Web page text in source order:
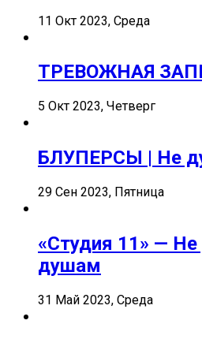
11 Окт 2023, Среда
ТРЕВОЖНАЯ
5 Окт 2023, Четверг
БЛУПЕРСЫ | Не
29 Сен 2023, Пятница
«Студия 11» —
душам
31 Май 2023, Среда